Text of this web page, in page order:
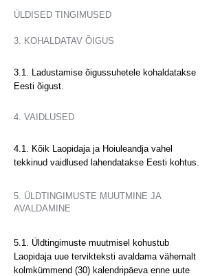
ÜLDISED TINGIMUSED
3. KOHALDATAV ÕIGUS
3.1. Ladustamise õigussuhetele kohaldatakse
Eesti õigust.
4. VAIDLUSED
4.1. Kõik Laopidaja ja Hoiuleandja vahel
tekkinud vaidlused lahendatakse Eesti kohtus.
5. ÜLDTINGIMUSTE MUUTMINE JA
AVALDAMINE
5.1. Üldtingimuste muutmisel kohustub
Laopidaja uue tervikteksti avaldama vähemalt
kolmkümmend (30) kalendripäeva enne uute